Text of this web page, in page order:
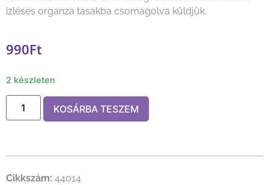
ízléses organza tasakba csomagolva küldjük.
990Ft
2 készleten
KOSÁRBA TESZEM
Cikkszám: 44014